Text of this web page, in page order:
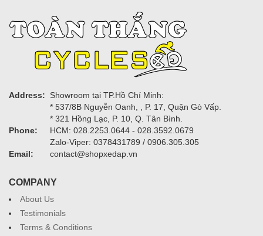
Address:
Showroom tại TP.Hồ Chí Minh:
* 537/8B Nguyễn Oanh, , P. 17, Quận Gò Vấp.
* 321 Hồng Lạc, P. 10, Q. Tân Bình.
Phone:
HCM: 028.2253.0644 - 028.3592.0679
Zalo-Viper: 0378431789 / 0906.305.305
Email:
contact@shopxedap.vn
COMPANY
About Us
Testimonials
Terms & Conditions